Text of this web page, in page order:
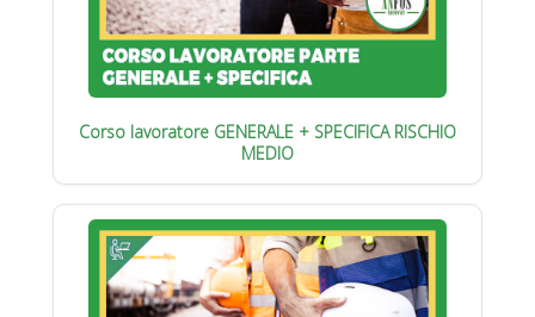
Corso lavoratore GENERALE + SPECIFICA RISCHIO
MEDIO